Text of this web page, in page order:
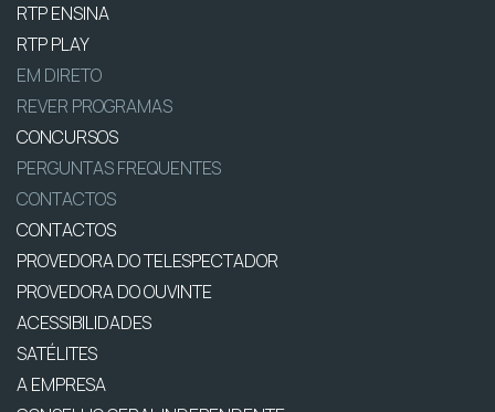
RTP ENSINA
RTP PLAY
EM DIRETO
REVER PROGRAMAS
CONCURSOS
PERGUNTAS FREQUENTES
CONTACTOS
CONTACTOS
PROVEDORA DO TELESPECTADOR
PROVEDORA DO OUVINTE
ACESSIBILIDADES
SATÉLITES
A EMPRESA